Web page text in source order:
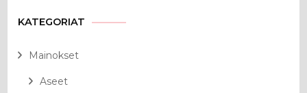
KATEGORIAT
Mainokset
Aseet